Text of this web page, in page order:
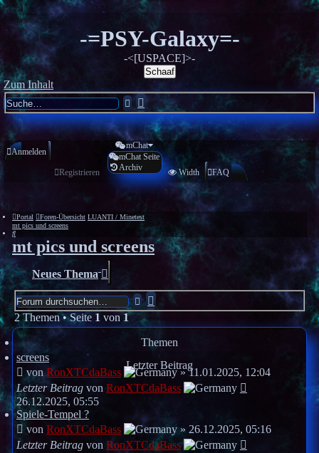
-=PSY-Galaxy=-
-<[USPACE]>-
Schaaf
Zum Inhalt
SucheErweiterte
Suche
Anmelden
Registrieren
mChat
mChat Seite
Archiv
Width FAQ
Portal Foren-Übersicht LUANTI / Minetest
mt pics und screens
Suche
mt pics und screens
Neues Thema
SucheErweiterte
Suche
2 Themen • Seite 1 von1
Themen
Letzter Beitrag
screens
vonRonXTCdaBass »11.01.2025, 12:04
Letzter Beitrag von RonXTCdaBass
26.12.2025, 05:55
Spiele-Tempel ?
von RonXTCdaBass » 26.12.2025, 05:16
Letzter Beitrag von RonXTCdaBass